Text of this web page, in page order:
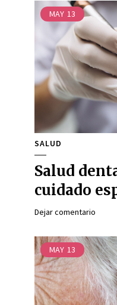
MAY 13
SALUD
Salud
cuidado
Dejar comentario
MAY 13